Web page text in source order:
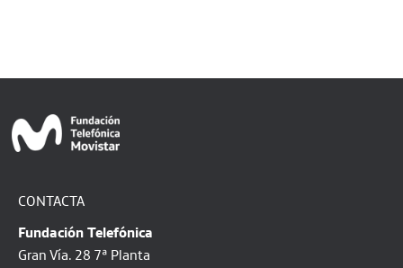
CONTACTA
Fundación Telefónica
Gran Vía. 28 7ª Planta